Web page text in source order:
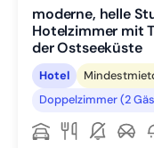
moderne, helle
Hotelzimmer mit
der Ostseeküste
Hotel
Doppelzimmer (2